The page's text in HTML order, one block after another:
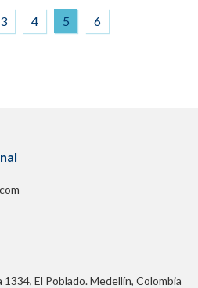
3 4 5 6
El Poblado. Medellín, Colombia